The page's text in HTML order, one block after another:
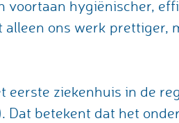
voortaan hygiënischer,
ons werk prettiger,
eerste ziekenhuis in de
Dat betekent dat het